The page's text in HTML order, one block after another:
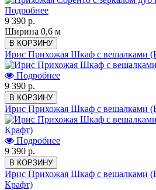
Подробнее
9 390 р.
Ширина 0,6 м
В КОРЗИНУ
Ирис Прихожая Шкаф с вешалками
Подробнее
9 390 р.
В КОРЗИНУ
Ирис Прихожая Шкаф с вешалками
Подробнее
9 390 р.
В КОРЗИНУ
Ирис Прихожая Шкаф с вешалками
Крафт)